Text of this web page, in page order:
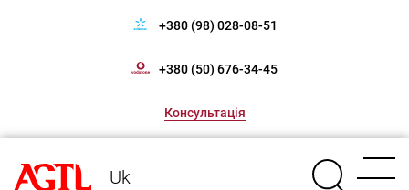
+380 (98) 028-08-51
+380 (50) 676-34-45
Консультація
Uk